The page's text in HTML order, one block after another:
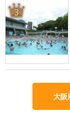
3
大阪